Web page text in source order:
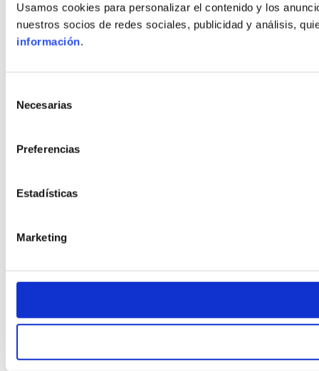
Usamos cookies para personalizar el contenido y los
nuestros socios de redes sociales, publicidad y análisis,
información.
Necesarias
Preferencias
Estadísticas
Marketing